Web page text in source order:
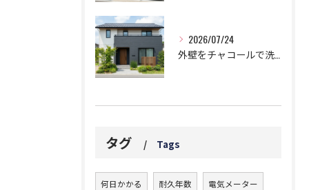
2026/07/24
タグ Tags
何日かかる 耐久年数 電気メーター